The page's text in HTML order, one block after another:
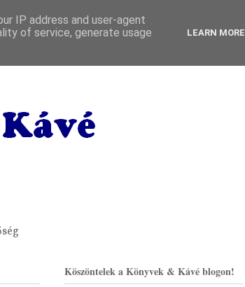
Köszöntelek a Könyvek & Kávé blogon!
IP address and user-agent
of service, generate usage
LEARN MORE